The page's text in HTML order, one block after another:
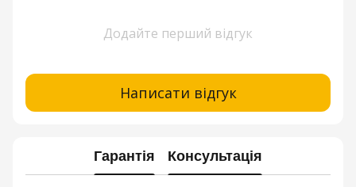
Додайте перший відгук
Написати відгук
Гарантія Консультація